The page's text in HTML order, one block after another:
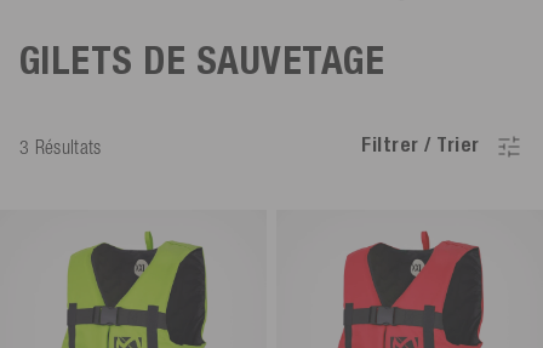
GILETS DE SAUVETAGE
3 Résultats Filtrer / Trier